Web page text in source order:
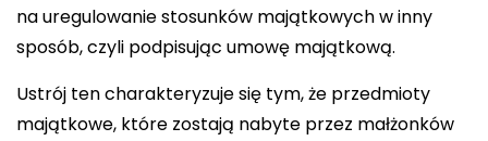
na uregulowanie stosunków majątkowych w inny
sposób, czyli podpisując umowę majątkową.
Ustrój ten charakteryzuje się tym, że przedmioty
majątkowe, które zostają nabyte przez małżonków